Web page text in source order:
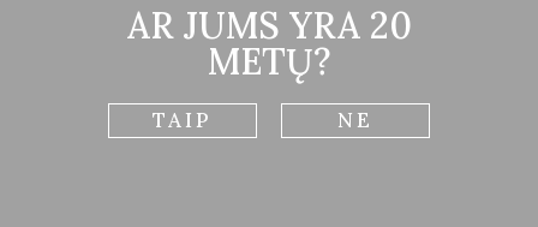
AR JUMS YRA 20
METŲ?
TAIP NE